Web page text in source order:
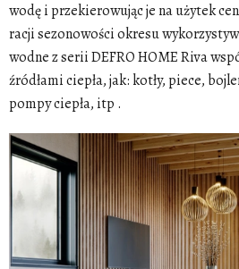
wodę i przekierowując je na użytek
racji sezonowości okresu
wodne z serii DEFRO HOME Riva
źródłami ciepła, jak: kotły, piece,
pompy ciepła, itp .